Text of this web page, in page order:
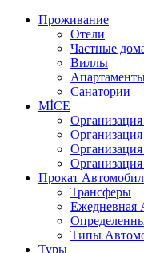
Проживание
Отели
Частные
Виллы
Санатории
MİCE
Организация
Организация
Прокат
Трансферы
Ежедневная
Типы
Туры